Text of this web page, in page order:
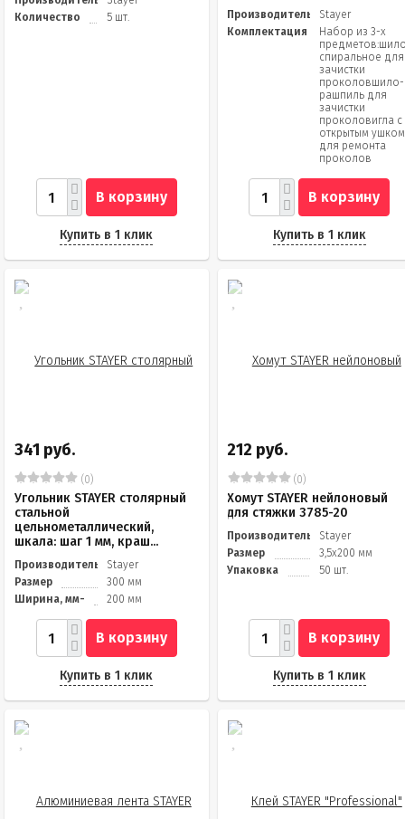
Количество
5 шт.
В корзину
Купить в 1 клик
Производитель
Stayer
Комплектация
Набор из 3-х
спиральное для
зачистки
проколовшило-
рашпиль для
зачистки
проколовигла с
открытым ушком
для ремонта
проколов
В корзину
Купить в 1 клик
341 руб.
(0)
Угольник STAYER столярный
стальной
цельнометаллический,
шкала: шаг 1 мм, краш...
Производитель
Stayer
Размер
300 мм
Ширина, мм-
200 мм
В корзину
Купить в 1 клик
212 руб.
(0)
Хомут STAYER нейлоновый
для стяжки 3785-20
Производитель
Stayer
Размер
3,5х200 мм
Упаковка
50 шт.
В корзину
Купить в 1 клик